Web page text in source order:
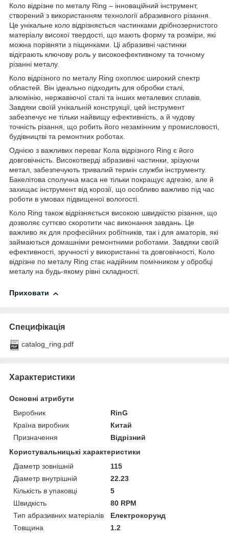
Коло відрізне по металу Ring – інноваційний інструмент,
створений з використанням технології абразивного різання.
Це унікальне коло відрізняється частинками дрібнозернистого
матеріалу високої твердості, що мають форму та розміри, які
можна порівняти з піщинками. Ці абразивні частинки
відіграють ключову роль у високоефективному та точному
різанні металу.
Коло відрізного по металу Ring охоплює широкий спектр
областей. Він ідеально підходить для обробки сталі,
алюмінію, нержавіючої сталі та інших металевих сплавів.
Завдяки своїй унікальній конструкції, цей інструмент
забезпечує не тільки найвищу ефективність, а й чудову
точність різання, що робить його незамінним у промисловості,
будівництві та ремонтних роботах.
Однією з важливих переваг Кола відрізного Ring є його
довговічність. Високотверді абразивні частинки, зрізуючи
метал, забезпечують тривалий термін служби інструменту.
Бакелітова сполучна маса не тільки покращує адгезію, але й
захищає інструмент від корозії, що особливо важливо під час
роботи в умовах підвищеної вологості.
Коло Ring також відрізняється високою швидкістю різання, що
дозволяє суттєво скоротити час виконання завдань. Це
важливо як для професійних робітників, так і для аматорів, які
займаються домашніми ремонтними роботами. Завдяки своїй
ефективності, зручності у використанні та довговічності, Коло
відрізне по металу Ring стає надійним помічником у обробці
металу на будь-якому рівні складності.
Приховати
Специфікація
catalog_ring.pdf
Характеристики
Основні атрибути
Виробник
RinG
Країна виробник
Китай
Призначення
Відрізний
Користувальницькі характеристики
Діаметр зовнішній
115
Діаметр внутрішній
22.23
Кількість в упаковці
5
Швидкість
80 RPM
Тип абразивних матеріалів
Електрокорунд
Товщина
1.2